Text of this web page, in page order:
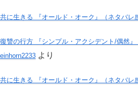
共に生きる 『オールド・オーク』（ネタバレ
復讐の行方 『シンプル・アクシデント/偶然』
einhorn2233 より
共に生きる 『オールド・オーク』（ネタバレ